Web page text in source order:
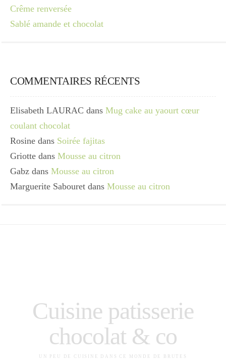
Crême renversée
Sablé amande et chocolat
COMMENTAIRES RÉCENTS
Elisabeth LAURAC dans Mug cake au yaourt cœur
coulant chocolat
Rosine dans Soirée fajitas
Griotte dans Mousse au citron
Gabz dans Mousse au citron
Marguerite Sabouret dans Mousse au citron
Cuisine patisserie
chocolat & co
UN PEU DE CUISINE DANS CE MONDE DE BRUTES